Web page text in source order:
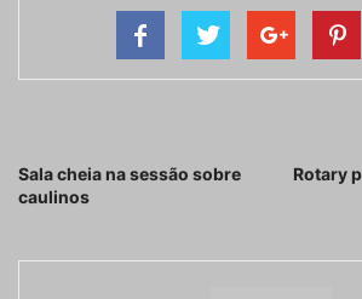
Sala cheia na sessão sobre
caulinos
Rotary